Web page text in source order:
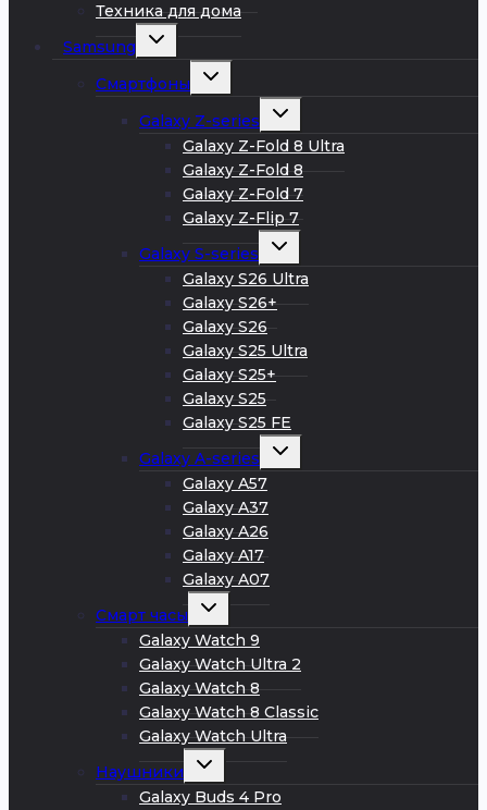
Техника для дома
Samsung
Развернуть
Смартфоны
Развернуть
Galaxy Z-series
Развернуть
меню
Galaxy Z-Fold 8 Ultra
Galaxy Z-Fold 8
Galaxy Z-Fold 7
Galaxy Z-Flip 7
Galaxy S-series
Развернуть
меню
Galaxy S26 Ultra
Galaxy S26+
Galaxy S26
Galaxy S25 Ultra
Galaxy S25+
Galaxy S25
Galaxy S25 FE
Galaxy A-series
Развернуть
меню
Galaxy A57
Galaxy A37
Galaxy A26
Galaxy A17
Galaxy A07
Смарт часы
Развернуть
меню
Galaxy Watch 9
Galaxy Watch Ultra 2
Galaxy Watch 8
Galaxy Watch 8 Classic
Galaxy Watch Ultra
Наушники
Развернуть
меню
Galaxy Buds 4 Pro